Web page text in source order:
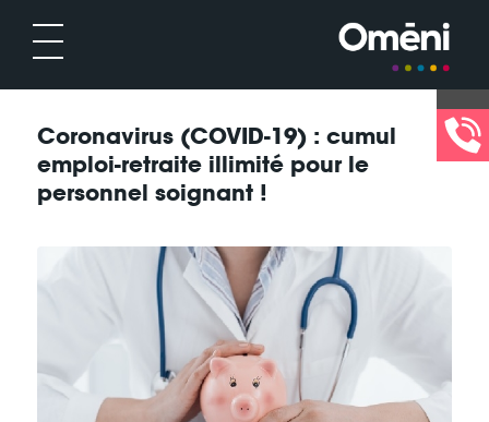
Coronavirus (COVID-19) : cumul
emploi-retraite illimité pour le
personnel soignant !